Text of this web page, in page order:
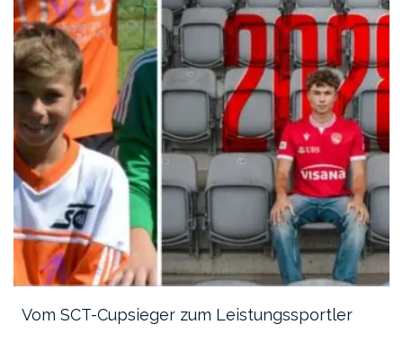
Vom SCT-Cupsieger zum Leistungssportler